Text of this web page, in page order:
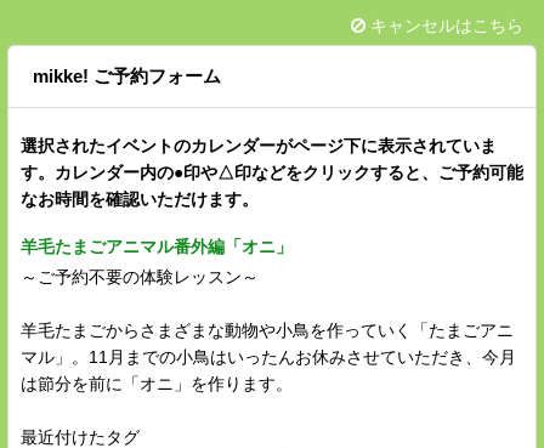
キャンセルはこちら
mikke! ご予約フォーム
選択されたイベントのカレンダーがページ下に表示されていま
す。カレンダー内の●印や△印などをクリックすると、ご予約可能
なお時間を確認いただけます。
羊毛たまごアニマル番外編「オニ」
～ご予約不要の体験レッスン～
羊毛たまごからさまざまな動物や小鳥を作っていく「たまごアニ
マル」。11月までの小鳥はいったんお休みさせていただき、今月
は節分を前に「オニ」を作ります。
最近付けたタグ